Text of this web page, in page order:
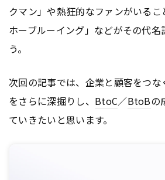
クマン」や熱狂的なファンがいる
ホーブルーイング」などがその代名
う。
次回の記事では、企業と顧客をつな
をさらに深掘りし、 BtoC／BtoBの
ていきたいと思います。